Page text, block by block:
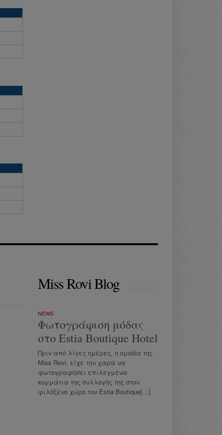
Miss Rovi Blog
NEWS
Φωτογράφιση μόδας
στο Estia Boutique Hotel
Πριν από λίγες ημέρες, η ομάδα της
Miss Rovi, είχε την χαρά να
φωτογραφήσει επιλεγμένα
κομμάτια της συλλογής της στον
φιλόξενο χώρο του Estia Boutique[…]